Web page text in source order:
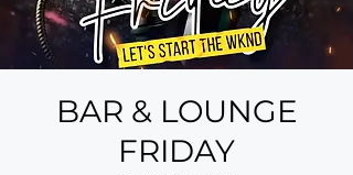
BAR & LOUNGE
FRIDAY